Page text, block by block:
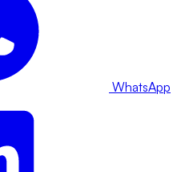
WhatsApp